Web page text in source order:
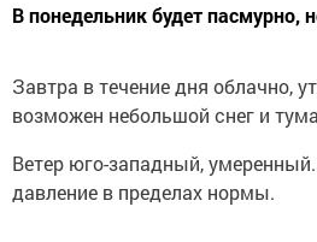
В понедельник будет пасмурно,
Завтра в течение дня облачно,
возможен небольшой снег и
Ветер юго-западный,
давление в пределах нормы.